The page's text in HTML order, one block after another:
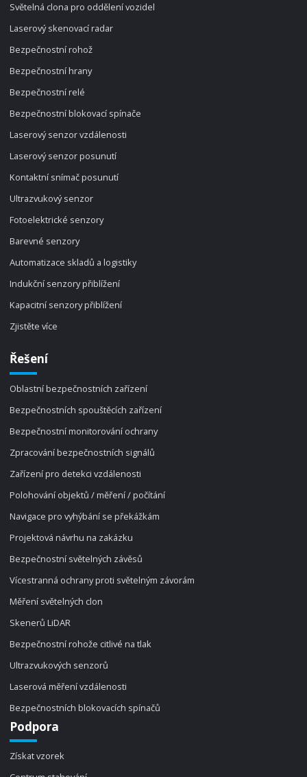
Světelná clona pro oddělení vozidel
Laserový skenovací radar
Bezpečnostní rohož
Bezpečnostní hrany
Bezpečnostní relé
Bezpečnostní blokovací spínače
Laserový senzor vzdálenosti
Laserový senzor posunutí
Kontaktní snímač posunutí
Ultrazvukový senzor
Fotoelektrické senzory
Barevné senzory
Automatizace skladů a logistiky
Indukční senzory přiblížení
Kapacitní senzory přiblížení
Zjistěte více
Řešení
Oblastní bezpečnostních zařízení
Bezpečnostních spouštěcích zařízení
Bezpečnostní monitorování ochrany
Zpracování bezpečnostních signálů
Zařízení pro detekci vzdálenosti
Polohování objektů / měření / počítání
Navigace pro vyhýbání se překážkám
Projektová návrhu na zakázku
Bezpečnostní světelných závěsů
Vícestranná ochrany proti světelným závorám
Měření světelných clon
Skenerů LiDAR
Bezpečnostní rohože citlivé na tlak
Ultrazvukových senzorů
Laserová měření vzdálenosti
Bezpečnostních blokovacích spínačů
Podpora
Získat vzorek